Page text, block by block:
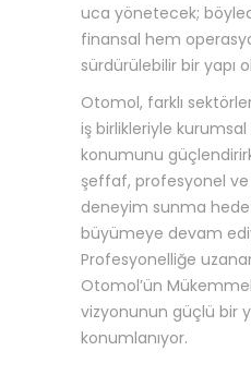
uca yönetecek;
finansal hem
sürdürülebilir bir yapı
Otomol, farklı
iş birlikleriyle
konumunu
şeffaf, profesyonel ve
deneyim sunma
büyümeye devam
Profesyonelliğe
Otomol’ün
vizyonunun güçlü bir
konumlanıyor.